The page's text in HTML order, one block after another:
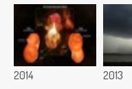
2014 2013